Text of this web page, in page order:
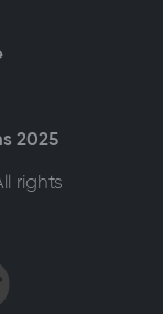
rights
2025